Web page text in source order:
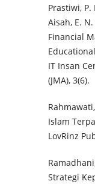
Prastiwi, P.
Aisah, E.
Financial
IT Insan
(JMA), 3(6).
Islam
LovRinz
Strategi